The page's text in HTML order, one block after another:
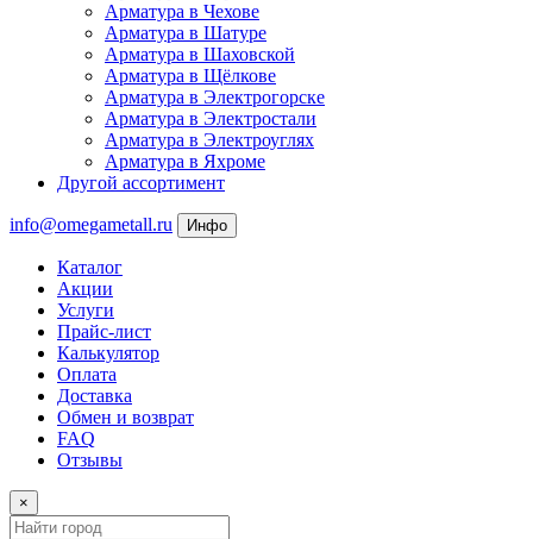
Арматура в Чехове
Арматура в Шатуре
Арматура в Шаховской
Арматура в Щёлкове
Арматура в Электрогорске
Арматура в Электростали
Арматура в Электроуглях
Арматура в Яхроме
Другой ассортимент
info@omegametall.ru Инфо
Каталог
Акции
Услуги
Прайс-лист
Калькулятор
Оплата
Доставка
Обмен и возврат
FAQ
Отзывы
×